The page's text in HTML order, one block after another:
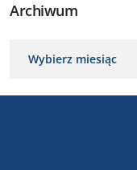
Archiwum
Wybierz miesiąc